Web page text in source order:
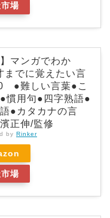
場
】マンガでわか
までに覚えたい言
●難しい言葉●こ
慣用句●四字熟語●
●カタカナの言
正伸/監修
by Rinker
場